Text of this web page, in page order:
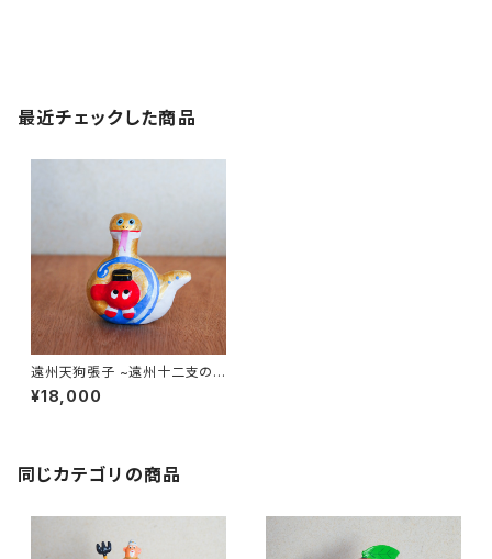
最近チェックした商品
遠州天狗張子 ~遠州十二支の
巳「浜名湖の金蛇」~ 高さ約12c
m
¥18,000
同じカテゴリの商品